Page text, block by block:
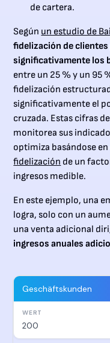
de cartera.
Según un estudio de
fidelización de
significativamente los
entre un 25 % y un 95
fidelización
significativamente el
cruzada. Estas cifras
monitorea sus
optimiza basándose
fidelización de un
ingresos medible.
En este ejemplo, una
logra, solo con un
una venta adicional
ingresos anuales
Geschäftskunden
200